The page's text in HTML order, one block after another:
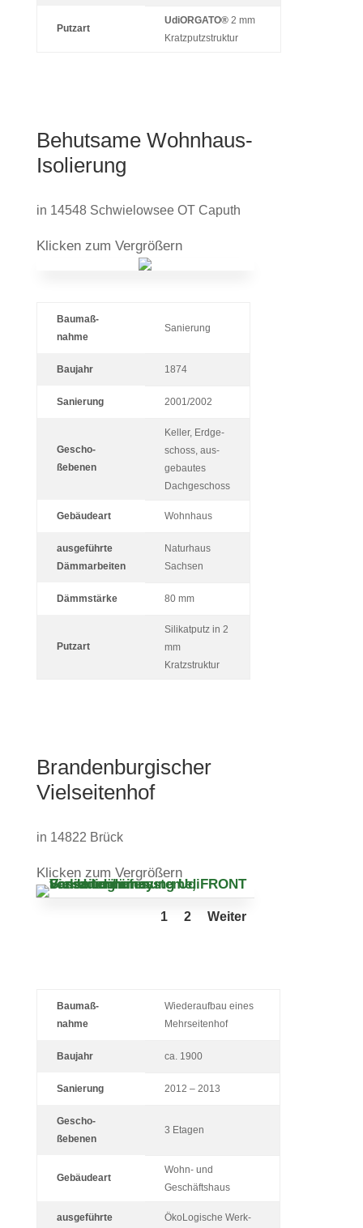
Putzart
Udi­O­R­GATO®2 mm
Kratzputzstruktur
Behut­same Wohnhaus-
Isolierung
in 14548 Schwie­lowsee OT Caputh
Kli­cken zum Vergrößern
Bau­maß­
nahme
Sanie­rung
Bau­jahr 1874
Sanie­rung 2001/2002
Gescho­
ßebenen
Keller, Erd­ge­
schoss, aus­
ge­bautes
Dachgeschoss
Gebäu­deart Wohn­haus
aus­ge­führte
Dämmarbeiten
Natur­haus
Sachsen
Dämm­stärke 80 mm
Putzart
Sili­kat­putz in 2
mm
Kratzstruktur
Bran­den­bur­gi­scher
Vielseitenhof
in 14822 Brück
Kli­cken zum Vergrößern
1 2 Weiter
Bau­maß­
nahme
Wie­der­aufbau eines
Mehrseitenhof
Bau­jahr ca. 1900
Sanie­rung 2012 – 2013
Gescho­
ßebenen
3 Etagen
Gebäu­deart
Wohn- und
Geschäftshaus
aus­ge­führte Öko­Lo­gi­sche Werk­